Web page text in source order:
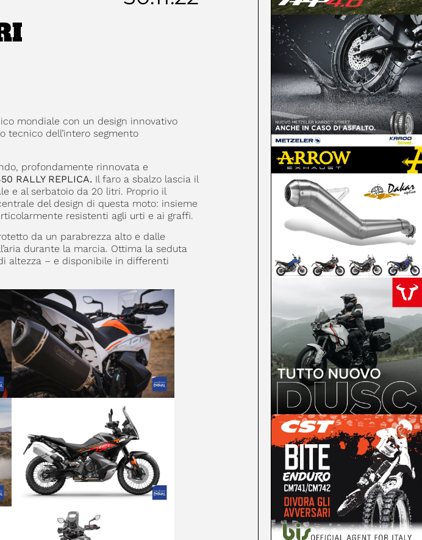
mondiale con un design innovativo
tecnico dell’intero segmento
profondamente rinnovata e
RALLY REPLICA. Il faro a sbalzo lascia il
e al serbatoio da 20 litri. Proprio il
del design di questa moto: insieme
resistenti agli urti e ai graffi.
da un parabrezza alto e dalle
durante la marcia. Ottima la seduta
altezza – e disponibile in differenti